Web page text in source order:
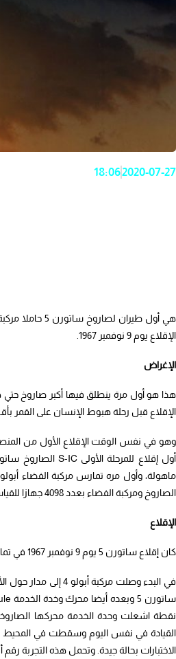
2020-07-27
18:06
الإقلاع يوم 9 نوفمبر 1967.
الإغراض
الإقلاع قبل رحلة هبوط الإنسان على القمر
ماهولة، وأول مره تمارس مركبة الفضاء
الصاروخ ومركبة الفضاء بعدد 4098 جهازا للقياسات.
الإقلاع
كان إقلاع ساتورن 5 يوم 9 نوفمبر 1967 في تمام الساعة 7:00 من مركز كينيدي للفضاء من منصة الإقلاع رقم 39A.
الاختبارات بحالة جيدة. وتحمل هذه التجربة رقم أي.اس-501 طبقا